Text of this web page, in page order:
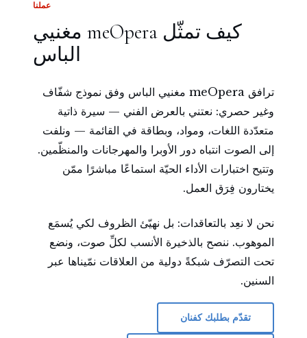
عملنا
كيف تمثّل meOpera مغنيي
الباس
ترافق meOpera مغنيي الباس وفق نموذج شفّاف
وغير حصري: نعتني بالعرض الفني — سيرة ذاتية
متعدّدة اللغات، ومواد، وبطاقة في القائمة — ونلفت
إلى الصوت انتباه دور الأوبرا والمهرجانات والمنظّمين.
وتتيح اختبارات الأداء الحيّة استماعًا مباشرًا ممّن
يختارون فِرَق العمل.
نحن لا نعِد بالتعاقدات: بل نهيّئ الظروف لكي يُسمَع
الموهوب. ننصح بالذخيرة الأنسب لكلِّ صوت، ونضع
تحت التصرّف شبكةً دولية من العلاقات نمّيناها عبر
السنين.
تقدّم بطلبك كفنان